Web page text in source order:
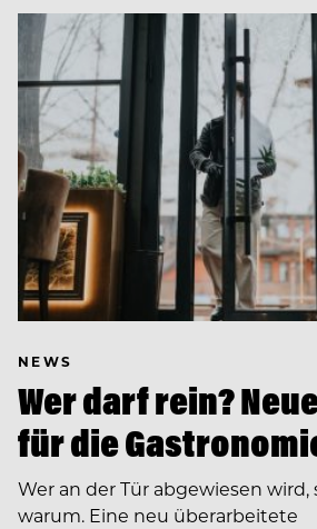
NEWS
Wer darf rein?
für die
Wer an der Tür abgewiesen wird,
warum. Eine neu überarbeitete